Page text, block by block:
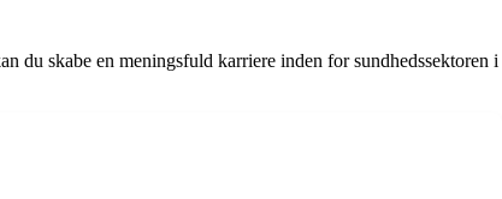
skabe en meningsfuld karriere inden for sundhedssektoren i